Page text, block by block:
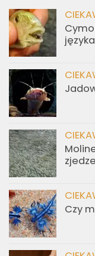
języka
Czy